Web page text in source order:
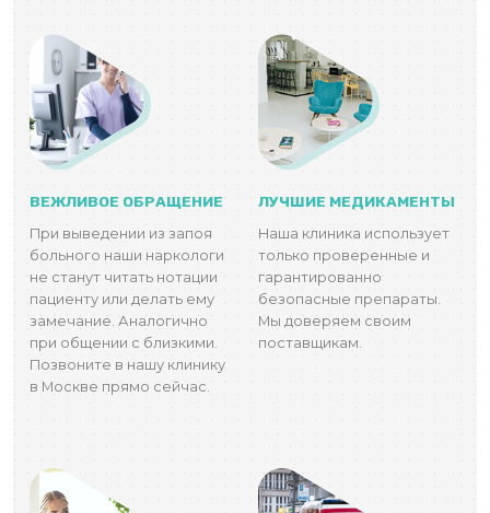
ВЕЖЛИВОЕ ОБРАЩЕНИЕ
При выведении из запоя
больного наши наркологи
не станут читать нотации
пациенту или делать ему
замечание. Аналогично
при общении с близкими.
Позвоните в нашу клинику
в Москве прямо сейчас.
ЛУЧШИЕ МЕДИКАМЕНТЫ
Наша клиника использует
только проверенные и
гарантированно
безопасные препараты.
Мы доверяем своим
поставщикам.